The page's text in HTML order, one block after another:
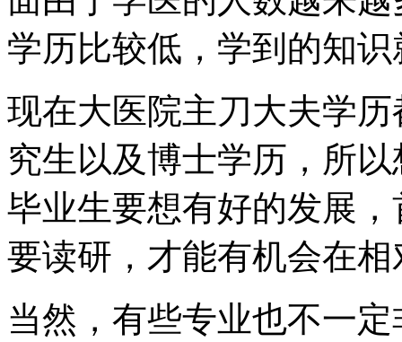
学历比较低，学到的知
现在大医院主刀大夫学
究生以及博士学历，所
毕业生要想有好的发展
要读研，才能有机会在
当然，有些专业也不一